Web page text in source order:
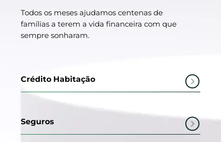
Todos os meses ajudamos centenas de
famílias a terem a vida financeira com que
sempre sonharam.
Crédito Habitação
Seguros